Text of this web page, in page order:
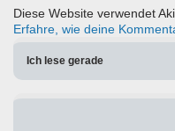
Diese Website verwendet
Erfahre, wie deine
Ich lese gerade